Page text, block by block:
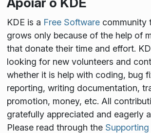
KDE is a Free Softwarecommunity
grows only because of the help of
that donate their time and effort.
looking for new volunteers and
whether it is help with coding, bug
reporting, writing documentation,
promotion, money, etc. All
gratefully appreciated and eagerly
Please read through the